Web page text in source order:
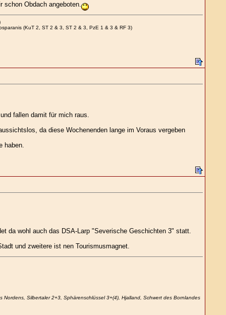
schon Obdach angeboten.
(KuT 2, ST 2 & 3, ST 2 & 3, PzE 1 & 3 & RF 3)
fallen damit für mich raus.
da diese Wochenenden lange im Voraus vergeben
haben.
da wohl auch das DSA-Larp "Severische Geschichten 3" statt.
und zweitere ist nen Tourismusmagnet.
Silbertaler 2+3, Sphärenschlüssel 3+(4), Hjalland, Schwert des Bornlandes